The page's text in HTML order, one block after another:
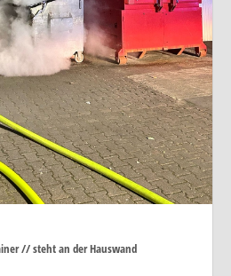
// steht an der Hauswand